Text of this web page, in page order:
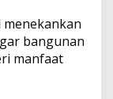
bangunan
manfaat